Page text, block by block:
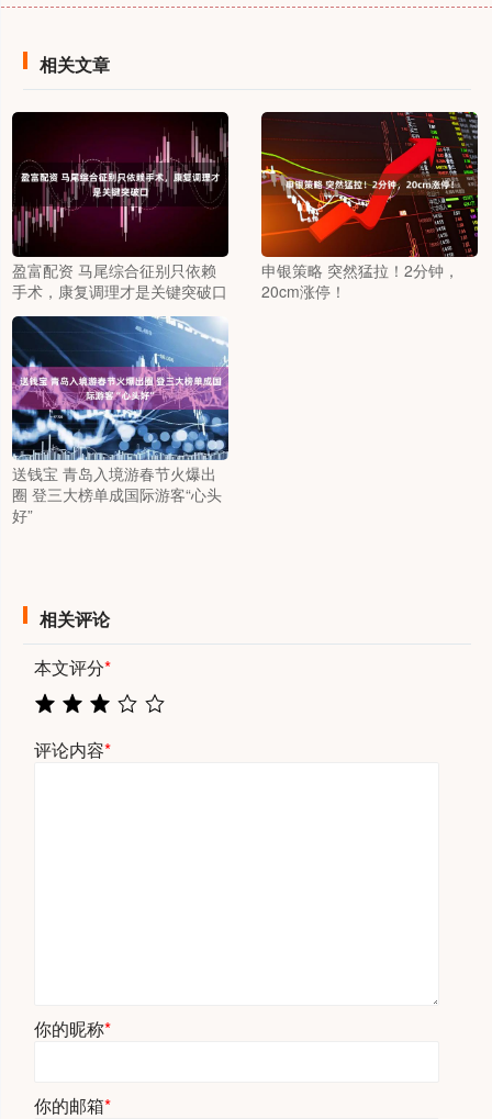
相关文章
盈富配资 马尾综合征别只依赖
手术，康复调理才是关键突破口
申银策略 突然猛拉！2分钟，
20cm涨停！
送钱宝 青岛入境游春节火爆出
圈 登三大榜单成国际游客“心头
好”
相关评论
本文评分*
评论内容*
你的昵称*
你的邮箱*